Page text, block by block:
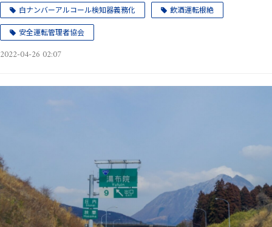
白ナンバーアルコール検知器義務化 飲酒運転根絶
安全運転管理者協会
2022-04-26 02:07